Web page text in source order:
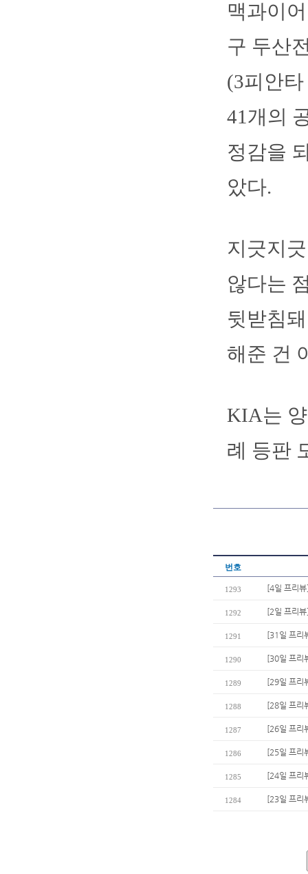
맥과이
구 두산
(3피안
41개의
정감을
았다.
지긋지
않다는
뒷받침
해준 건
KIA는
례 등판
번호
1293 [4일 프리
1292 [2일 프리
1291 [31일 프리
1290 [30일 프리
1289 [29일 프리
1288 [28일 프리
1287 [26일 프리
1286 [25일 프리
1285 [24일 프리
1284 [23일 프리